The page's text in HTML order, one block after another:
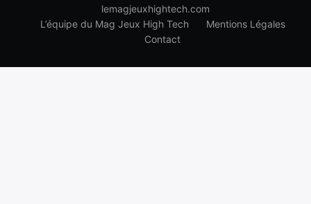
lemagjeuxhightech.com
L’équipe du Mag Jeux High Tech
Mentions Légales
Contact